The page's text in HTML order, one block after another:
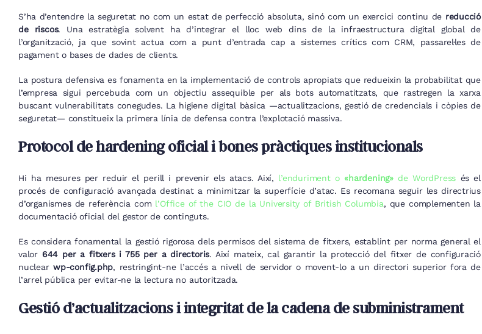
S’ha d’entendre la seguretat no com un estat de perfecció absoluta, sinó com un exercici continu de reducció
de riscos. Una estratègia solvent ha d’integrar el lloc web dins de la infraestructura digital global de
l’organització, ja que sovint actua com a punt d’entrada cap a sistemes crítics com CRM, passarel·les de
pagament o bases de dades de clients.
La postura defensiva es fonamenta en la implementació de controls apropiats que redueixin la probabilitat que
l’empresa sigui percebuda com un objectiu assequible per als bots automatitzats, que rastregen la xarxa
buscant vulnerabilitats conegudes. La higiene digital bàsica —actualitzacions, gestió de credencials i còpies de
seguretat— constitueix la primera línia de defensa contra l’explotació massiva.
Protocol de hardening oficial i bones pràctiques institucionals
Hi ha mesures per reduir el perill i prevenir els atacs. Així, l’enduriment o «hardening»de WordPress és el
procés de configuració avançada destinat a minimitzar la superfície d’atac. Es recomana seguir les directrius
d’organismes de referència com l’Office of the CIO de la University of British Columbia, que complementen la
documentació oficial del gestor de continguts.
Es considera fonamental la gestió rigorosa dels permisos del sistema de fitxers, establint per norma general el
valor 644 per a fitxers i 755 per a directoris. Així mateix, cal garantir la protecció del fitxer de configuració
nuclear wp-config.php, restringint-ne l’accés a nivell de servidor o movent-lo a un directori superior fora de
l’arrel pública per evitar-ne la lectura no autoritzada.
Gestió d’actualitzacions i integritat de la cadena de subministrament